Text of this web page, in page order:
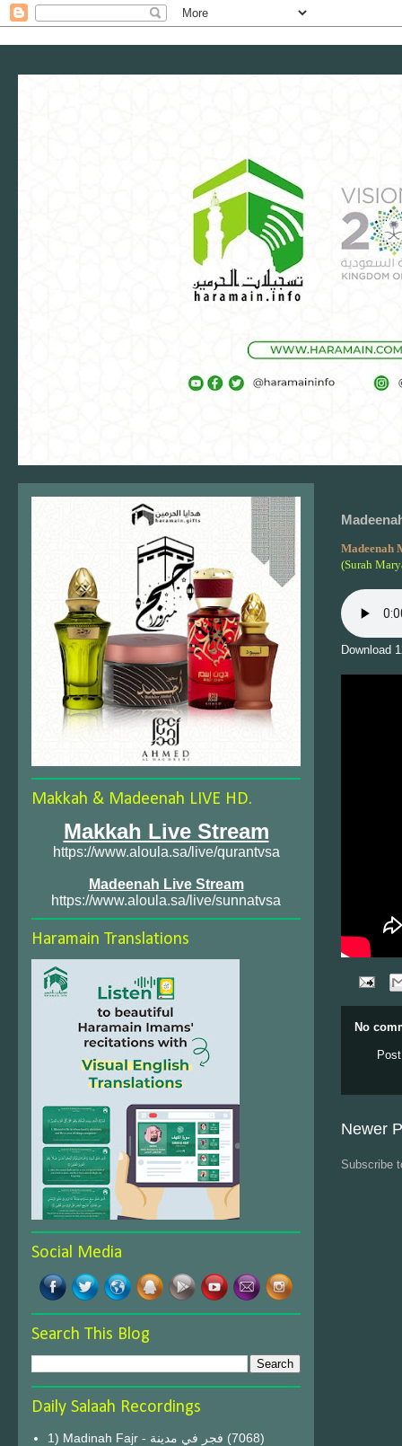
Madeenah
(Surah
Download
No
Newer
Subscribe
Makkah & Madeenah LIVE HD.
Makkah Live Stream
https://www.aloula.sa/live/qurantvsa
Madeenah Live Stream
https://www.aloula.sa/live/sunnatvsa
Haramain Translations
Social Media
Search This Blog
Daily Salaah Recordings
1) Madinah Fajr - فجر في مدينة (7068)